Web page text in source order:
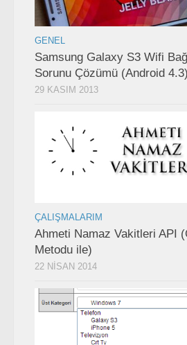
GENEL
Samsung Galaxy S3 Wifi
Sorunu Çözümü (Android 4.3)
29 KASIM 2013
ÇALIŞMALARIM
Ahmeti Namaz Vakitleri API
Metodu ile)
22 NISAN 2014